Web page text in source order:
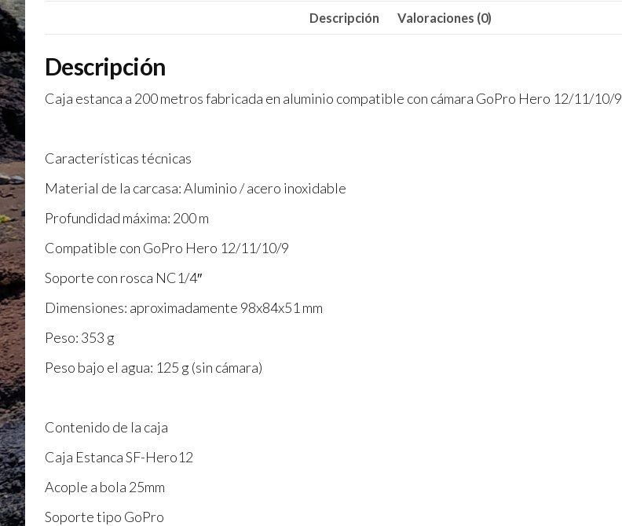
Descripción Valoraciones (0)
Descripción
Caja estanca a 200 metros fabricada en aluminio compatible con cámara GoPro Hero 12/11/10/9
Características técnicas
Material de la carcasa: Aluminio / acero inoxidable
Profundidad máxima: 200 m
Compatible con GoPro Hero 12/11/10/9
Soporte con rosca NC1/4″
Dimensiones: aproximadamente 98x84x51 mm
Peso: 353 g
Peso bajo el agua: 125 g (sin cámara)
Contenido de la caja
Caja Estanca SF-Hero12
Acople a bola 25mm
Soporte tipo GoPro